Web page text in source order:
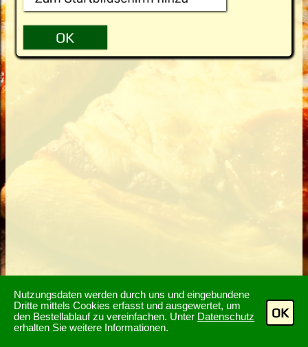
Nutzungsdaten werden durch uns und eingebundene
Dritte mittels Cookies erfasst und ausgewertet, um
den Bestellablauf zu vereinfachen. Unter Datenschutz
erhalten Sie weitere Informationen.
OK